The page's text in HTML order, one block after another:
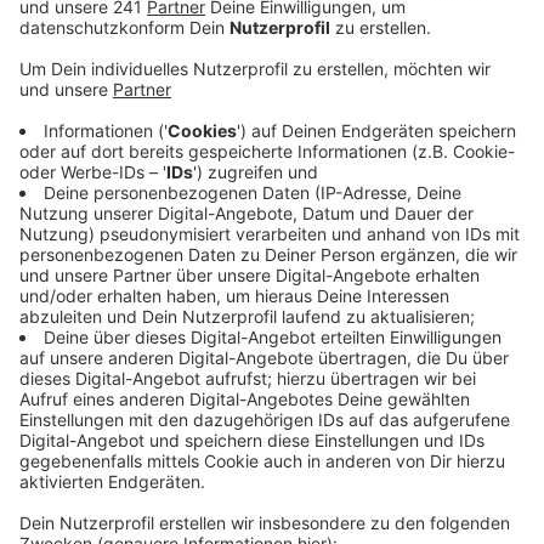
einen sicheren Heimweg.
Veröffentlicht:Freitag, 25.02.2022 13:42
Anzeige
Wer jetzt an Karneval oder auch sonst mit Freunden im
Nachtleben unterwegs ist, sollte schon im Vorfeld
konkrete Pläne für den Heimweg machen. Das Beste
sei, man tritt den Heimweg zusammen an. Ist man aber
allein unterwegs und das auch noch im Dunkeln – dann
sollte man einsame Gassen meiden, sagt die Polizei.
Der sicherste Heimweg sei der mit dem Taxi. Unter
dem Titel „Zappenduster und doch sicher unterwegs“
hat unsere Polizei jetzt auch einen eigenen Podcast
zum Thema aufgenommen. Den Link zur ganzen Folge